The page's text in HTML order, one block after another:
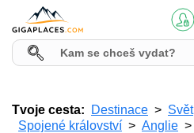
Tvoje cesta: Destinace Svět
Spojené království
Anglie